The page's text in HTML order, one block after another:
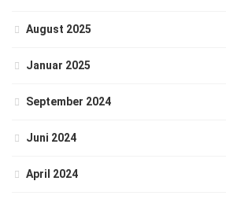
August 2025
Januar 2025
September 2024
Juni 2024
April 2024